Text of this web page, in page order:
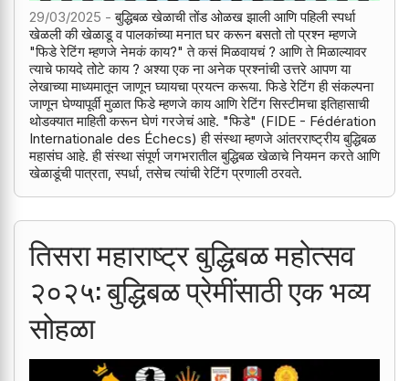
29/03/2025 - बुद्धिबळ खेळाची तोंड ओळख झाली आणि पहिली स्पर्धा
खेळली की खेळाडू व पालकांच्या मनात घर करून बसतो तो प्रश्न म्हणजे
"फिडे रेटिंग म्हणजे नेमकं काय?" ते कसं मिळवायचं ? आणि ते मिळाल्यावर
त्याचे फायदे तोटे काय ? अश्या एक ना अनेक प्रश्नांची उत्तरे आपण या
लेखाच्या माध्यमातून जाणून घ्यायचा प्रयत्न करूया. फिडे रेटिंग ही संकल्पना
जाणून घेण्यापूर्वी मुळात फिडे म्हणजे काय आणि रेटिंग सिस्टीमचा इतिहासाची
थोडक्यात माहिती करून घेणं गरजेचं आहे. "फिडे" (FIDE - Fédération
Internationale des Échecs) ही संस्था म्हणजे आंतरराष्ट्रीय बुद्धिबळ
महासंघ आहे. ही संस्था संपूर्ण जगभरातील बुद्धिबळ खेळाचे नियमन करते आणि
खेळाडूंची पात्रता, स्पर्धा, तसेच त्यांची रेटिंग प्रणाली ठरवते.
तिसरा महाराष्ट्र बुद्धिबळ महोत्सव
२०२५: बुद्धिबळ प्रेमींसाठी एक भव्य
सोहळा